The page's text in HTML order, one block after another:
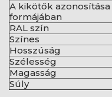
A kikötők
formájában
RAL szín
Színes
Hosszúság
Szélesség
Magasság
Súly